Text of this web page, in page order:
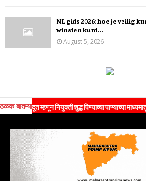
NL gids 2026: hoe je veilig
winsten kunt...
August 5, 2026
ठळक बातम्या
म्हणून नियुक्ती शुद्ध पिण्याच्या पाण्याच्या माध्यमातून